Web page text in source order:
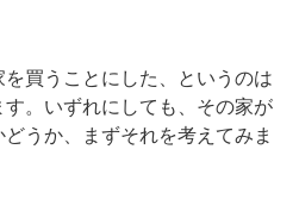
買うことにした、というのは
。いずれにしても、その家が
うか、まずそれを考えてみま